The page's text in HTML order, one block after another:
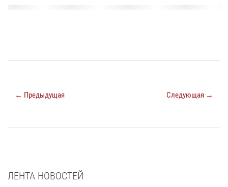
← Предыдущая Следующая →
ЛЕНТА НОВОСТЕЙ